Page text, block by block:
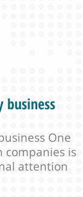
business
One
companies is
attention